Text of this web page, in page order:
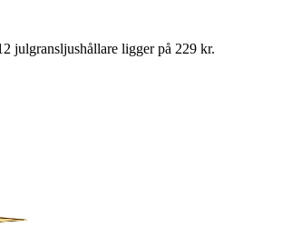
julgransljushållare ligger på 229 kr.